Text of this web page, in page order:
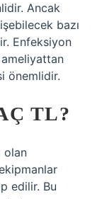
Ancak
bazı
Enfeksiyon
ameliyattan
önemlidir.
TL?
olan
edilir. Bu